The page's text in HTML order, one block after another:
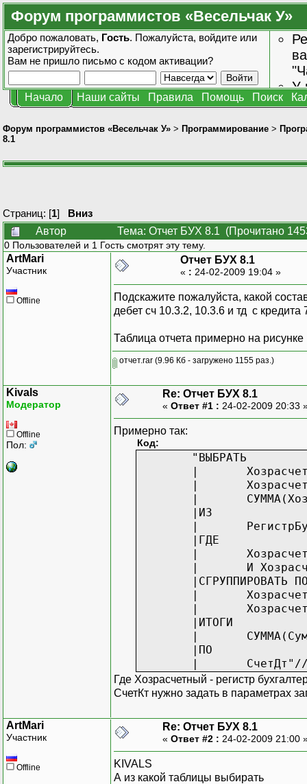
Форум программистов «Весельчак У»
Добро пожаловать, Гость. Пожалуйста, войдите или
зарегистрируйтесь.
Вам не пришло письмо с кодом активации?
У
Начало Наши сайты Правила Помощь Поиск
Форум программистов «Весельчак У» > Программирование >
8.1
Страниц: [1] Вниз
Автор
Тема: Отчет БУХ 8.1 (Прочитано
0 Пользователей и 1 Гость смотрят эту тему.
ArtMari
Участник
Offline
Отчет БУХ 8.1
« : 24-02-2009 19:04 »
Подскажите пожалуйста, какой
дебет сч 10.3.2, 10.3.6 и тд с кредита
Таблица отчета примерно на рисунке
отчет.rar (9.96 Кб - загружено 1155 раз.)
Kivals
Модератор
Offline
Пол:
Re: Отчет БУХ 8.1
« Ответ #1 : 24-02-2009 20:33
Примерно так:
Код:
"ВЫБРАТЬ
|
|
|
|ИЗ
|
|ГДЕ
|
|
И
|СГРУППИРОВАТЬ
|
|
|ИТОГИ
|
|ПО
|
Где Хозрасчетный - регистр
СчетКт нужно задать в параметрах
ArtMari
Участник
Offline
Re: Отчет БУХ 8.1
« Ответ #2 : 24-02-2009 21:00
KIVALS
А из какой таблицы выбирать